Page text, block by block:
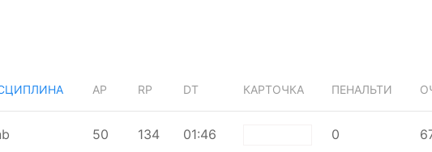
AP RP DT КАРТОЧКА ПЕНАЛЬТИ
50 134 01:46 0